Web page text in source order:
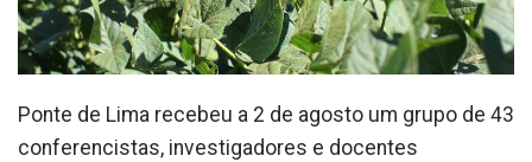
Ponte de Lima recebeu a 2 de agosto um grupo de 43
conferencistas, investigadores e docentes